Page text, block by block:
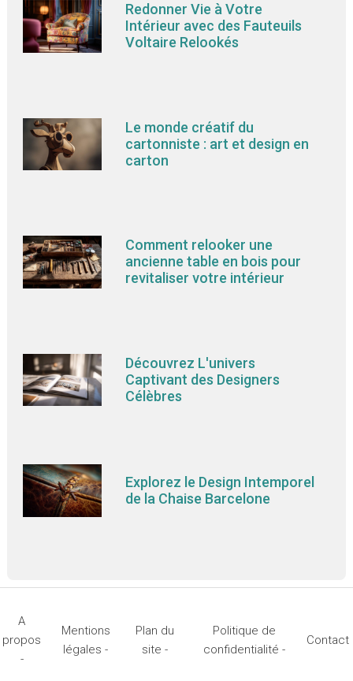
Redonner Vie à Votre
Intérieur avec des Fauteuils
Voltaire Relookés
Le monde créatif du
cartonniste : art et design en
carton
Comment relooker une
ancienne table en bois pour
revitaliser votre intérieur
Découvrez L'univers
Captivant des Designers
Célèbres
Explorez le Design Intemporel
de la Chaise Barcelone
A
propos
-
Mentions
légales -
Plan du
site -
Politique de
confidentialité -
Contact